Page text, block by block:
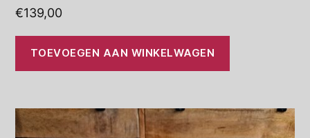
€139,00
TOEVOEGEN AAN WINKELWAGEN